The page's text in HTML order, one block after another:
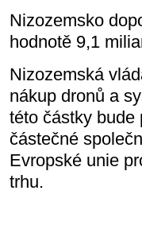
Nizozemsko
hodnotě 9,1
Nizozemská
nákup dronů a
této částky bude
částečné
Evropské unie
trhu.